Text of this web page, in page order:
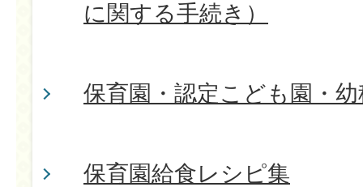
に関する手続き）
保育園・認定こども園・
保育園給食レシピ集